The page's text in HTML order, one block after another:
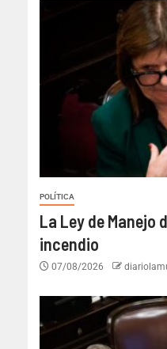
POLÍTICA
La Ley de Manejo
incendio
07/08/2026